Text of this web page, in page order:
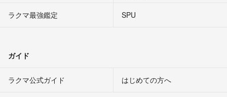
ラクマ最強鑑定
SPU
ガイド
ラクマ公式ガイド はじめての方へ